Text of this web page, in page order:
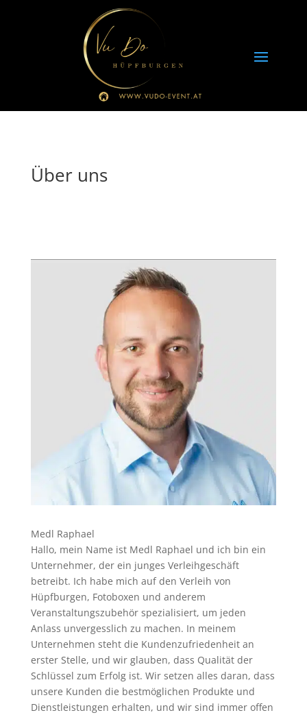
Über uns
Medl Raphael
Hallo, mein Name ist Medl Raphael und ich bin ein
Unternehmer, der ein junges Verleihgeschäft
betreibt. Ich habe mich auf den Verleih von
Hüpfburgen, Fotoboxen und anderem
Veranstaltungszubehör spezialisiert, um jeden
Anlass unvergesslich zu machen. In meinem
Unternehmen steht die Kundenzufriedenheit an
erster Stelle, und wir glauben, dass Qualität der
Schlüssel zum Erfolg ist. Wir setzen alles daran, dass
unsere Kunden die bestmöglichen Produkte und
Dienstleistungen erhalten, und wir sind immer offen